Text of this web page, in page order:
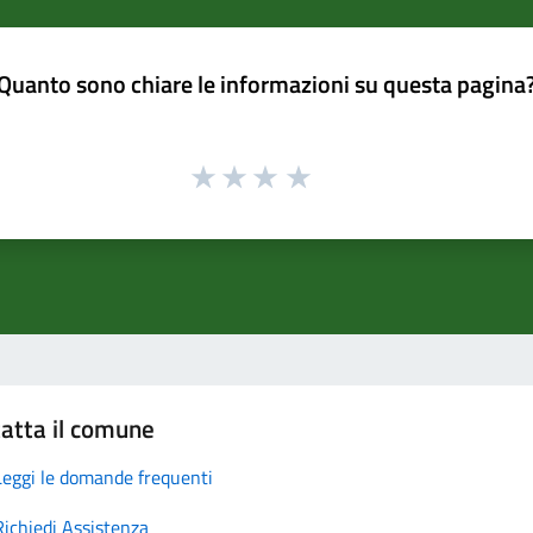
sono chiare le informazioni su questa
il comune
le domande frequenti
Assistenza